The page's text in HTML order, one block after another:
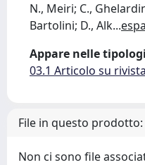
N., Meiri; C.,
Bartolini; D., Alk...
Appare nelle
03.1 Articolo su
File in questo prodotto:
Non ci sono file